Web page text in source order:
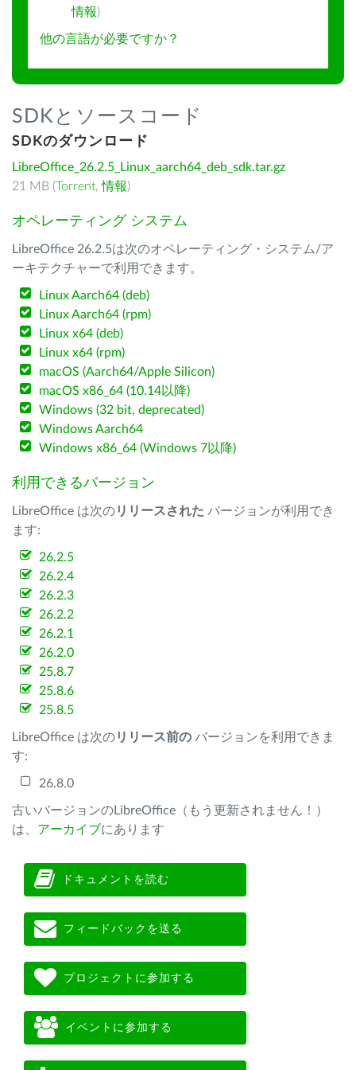
情報)
他の言語が必要ですか？
SDKとソースコード
SDKのダウンロード
LibreOffice_26.2.5_Linux_aarch64_deb_sdk.tar.gz
21 MB (Torrent,情報)
オペレーティング システム
LibreOffice 26.2.5は次のオペレーティング・システム/ア
ーキテクチャーで利用できます。
Linux Aarch64 (deb)
Linux Aarch64 (rpm)
Linux x64 (deb)
Linux x64 (rpm)
macOS (Aarch64/Apple Silicon)
macOS x86_64 (10.14以降)
Windows (32 bit, deprecated)
Windows Aarch64
Windows x86_64 (Windows 7以降)
利用できるバージョン
LibreOffice は次のリリースされた バージョンが利用でき
ます:
26.2.5
26.2.4
26.2.3
26.2.2
26.2.1
26.2.0
25.8.7
25.8.6
25.8.5
LibreOffice は次のリリース前の バージョンを利用できま
す:
26.8.0
古いバージョンのLibreOffice（もう更新されません！）
は、 アーカイブにあります
ドキュメントを読む
フィードバックを送る
プロジェクトに参加する
イベントに参加する